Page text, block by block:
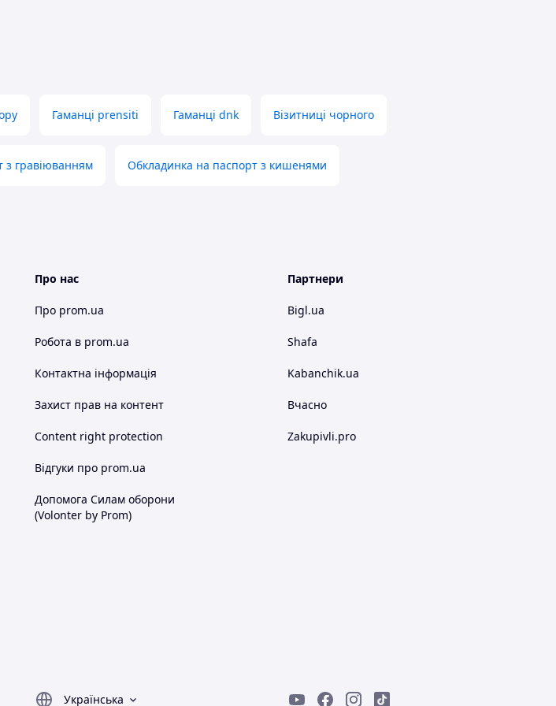
Гаманці prensiti Гаманці dnk Візитниці чорного
з гравіюванням Обкладинка на паспорт з кишенями
Про нас
Про prom.ua
Робота в prom.ua
Контактна інформація
Захист прав на контент
Content right protection
Відгуки про prom.ua
Допомога Силам оборони
(Volonter by Prom)
Партнери
Bigl.ua
Shafa
Kabanchik.ua
Вчасно
Zakupivli.pro
Українська